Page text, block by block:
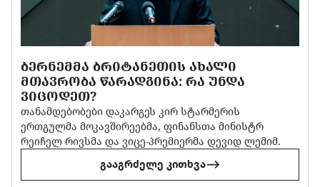
ᲑᲔᲠᲜᲔᲛᲛᲐ ᲑᲠᲘᲢᲐᲜᲔᲗᲘᲡ ᲐᲮᲐᲚᲘ
ᲛᲗᲐᲕᲠᲝᲑᲐ ᲬᲐᲠᲐᲓᲒᲘᲜᲐ: ᲠᲐ ᲣᲜᲓᲐ
ᲕᲘᲪᲝᲓᲔᲗ?
თანამდებობები დაკარგეს კირ სტარმერის
ერთგულმა მოკავშირეებმა, ფინანსთა მინისტრ
რეიჩელ რივსმა და ვიცე-პრემიერმა დევიდ ლემიმ.
გააგრძელე კითხვა